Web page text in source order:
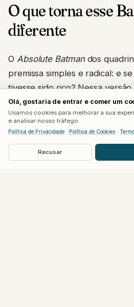
O que torna esse
diferente
O Absolute Batmandos
premissa simples e radical: e
tivesse sido rico? Nessa
projetos de Gotham, perdeu
chacina no zoológico da
um trabalhador da construção
que canaliza a raiva de sua
mundo injusto para se tornar
Olá, gostaria de entrar e comer um
Usamos cookies para melhorar a sua
e analisar nosso tráfego.
Política de Privacidade · Política de Cookies ·
Recusar